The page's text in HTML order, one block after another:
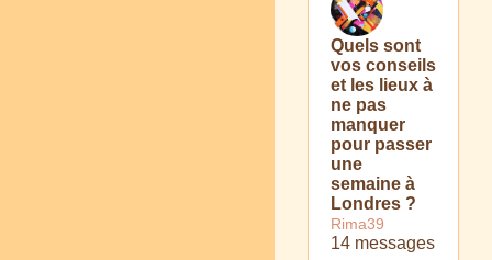
Quels sont
vos conseils
et les lieux à
ne pas
manquer
pour passer
une
semaine à
Londres ?
Rima39
14 messages